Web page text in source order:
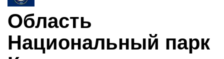
Область
Национальный парк